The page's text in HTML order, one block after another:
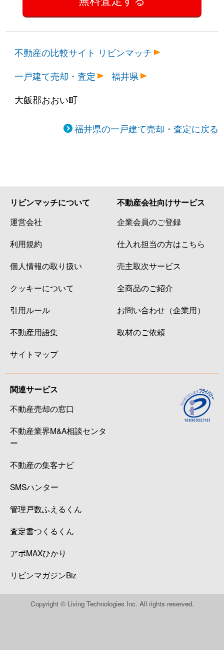
不動産の比較サイト リビンマッチ
一戸建て売却・査定
福井県
大飯郡おおい町
福井県の一戸建て売却・査定に戻る
リビンマッチについて
運営会社
利用規約
個人情報の取り扱い
クッキーについて
引用ルール
不動産用語集
サイトマップ
不動産会社向けサービス
企業会員のご登録
仕入れ担当の方はこちら
売主取次サービス
全商品のご紹介
お問い合わせ（企業用）
取材のご依頼
関連サービス
不動産売却の窓口
不動産業界M&A相談センタ
ー
不動産の集客ナビ
SMSハンター
管理戸数ふえるくん
査定書つくるくん
アポMAXひかり
リビンマガジンBiz
Copyright © Living Technologies Inc. All rights reserved.